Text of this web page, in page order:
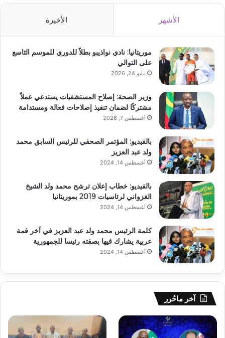
الأشهر الأخيرة
موريتانيا: نادي نواذيبو بطلاً للدوري للموسم التاسع
على التوالي
مايو 24, 2026
وزير الصحة: إصلاح المستشفيات يستدعي عملاً
مشتركًا لضمان تنفيذ إصلاحات فعالة ومستدامة
أغسطس 7, 2026
بالفيديو: المؤتمر الصحفي للرئيس السابق محمد
ولد عبد العزيز
أغسطس 14, 2024
بالفيديو: خطاب إعلان ترشح محمد ولد الشيخ
الغزواني لرئاسيات 2019 بموريتانيا
أغسطس 14, 2024
كلمة الرئيس محمد ولد عبد العزيز في آخر قمة
عربية يشارك فيها بصفته رئيسا للجمهورية
أغسطس 14, 2024
آخر ماحُرر